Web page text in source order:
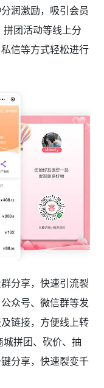
润激励，吸引会员
团活动等线上分
信等方式轻松进行
分享，快速引流裂
众号、微信群等发
链接，方便线上转
拼团、砍价、抽
分享，快速裂变千